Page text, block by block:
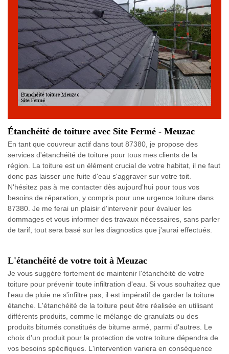
Étanchéité de toiture avec Site Fermé - Meuzac
En tant que couvreur actif dans tout 87380, je propose des
services d'étanchéité de toiture pour tous mes clients de la
région. La toiture est un élément crucial de votre habitat, il ne faut
donc pas laisser une fuite d'eau s'aggraver sur votre toit.
N'hésitez pas à me contacter dès aujourd'hui pour tous vos
besoins de réparation, y compris pour une urgence toiture dans
87380. Je me ferai un plaisir d'intervenir pour évaluer les
dommages et vous informer des travaux nécessaires, sans parler
de tarif, tout sera basé sur les diagnostics que j'aurai effectués.
L'étanchéité de votre toit à Meuzac
Je vous suggère fortement de maintenir l'étanchéité de votre
toiture pour prévenir toute infiltration d'eau. Si vous souhaitez que
l'eau de pluie ne s'infiltre pas, il est impératif de garder la toiture
étanche. L'étanchéité de la toiture peut être réalisée en utilisant
différents produits, comme le mélange de granulats ou des
produits bitumés constitués de bitume armé, parmi d'autres. Le
choix d'un produit pour la protection de votre toiture dépendra de
vos besoins spécifiques. L'intervention variera en conséquence